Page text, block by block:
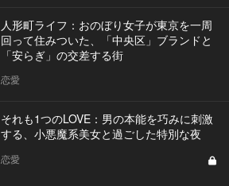
人形町ライフ：おのぼり女子が東京を一周
回って住みついた、「中央区」ブランドと
「安らぎ」の交差する街
恋愛
それも1つのLOVE：男の本能を巧みに刺激
する、小悪魔系美女と過ごした特別な夜
恋愛